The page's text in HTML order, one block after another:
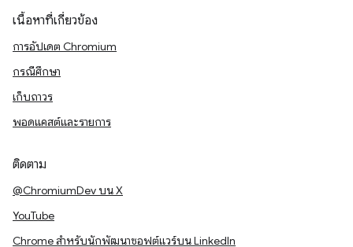
เนื้อหาที่เกี่ยวข้อง
การอัปเดต Chromium
กรณีศึกษา
เก็บถาวร
พอดแคสต์และรายการ
ติดตาม
@ChromiumDev บน X
YouTube
Chrome สำหรับนักพัฒนาซอฟต์แวร์บน LinkedIn